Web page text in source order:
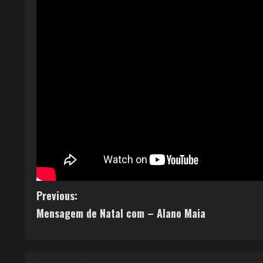
Previous:
Mensagem de Natal com – Alano Maia